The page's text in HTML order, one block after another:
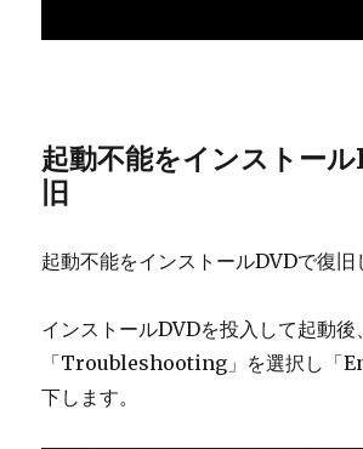
起動不能をインストー
旧
起動不能をインストールDVDで復旧
インストールDVDを投入して起動後、
「Troubleshooting」を選択し「
下します。